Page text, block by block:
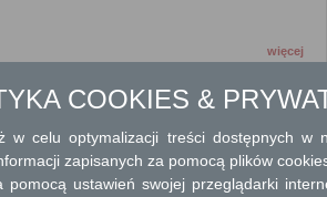
więcej
więcej
COOKIES &
w celu optymalizacji treści dostępnych w
zapisanych za pomocą plików
pomocą ustawień swojej przeglądarki